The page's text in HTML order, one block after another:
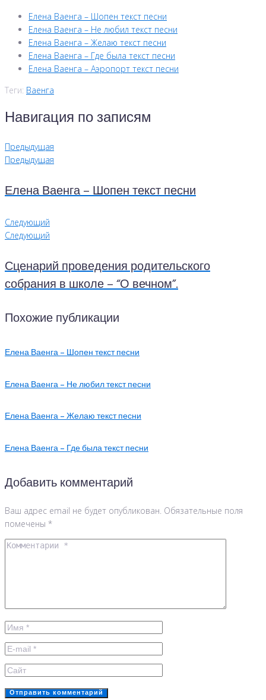
Елена Ваенга – Шопен текст песни
Елена Ваенга – Не любил текст песни
Елена Ваенга – Желаю текст песни
Елена Ваенга – Где была текст песни
Елена Ваенга – Аэропорт текст песни
Теги: Ваенга
Навигация по записям
Предыдущая
Предыдущая
Елена Ваенга – Шопен текст песни
Следующий
Следующий
Сценарий проведения родительского
собрания в школе – “О вечном”.
Похожие публикации
Елена Ваенга – Шопен текст песни
Елена Ваенга – Не любил текст песни
Елена Ваенга – Желаю текст песни
Елена Ваенга – Где была текст песни
Добавить комментарий
Ваш адрес email не будет опубликован. Обязательные поля
помечены *